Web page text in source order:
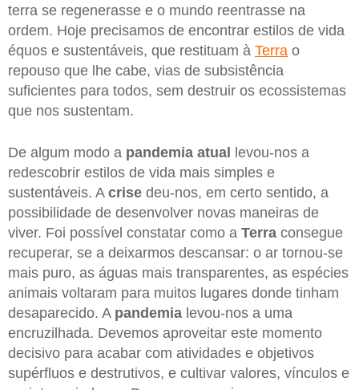
terra se regenerasse e o mundo reentrasse na
ordem. Hoje precisamos de encontrar estilos de vida
équos e sustentáveis, que restituam à Terra o
repouso que lhe cabe, vias de subsistência
suficientes para todos, sem destruir os ecossistemas
que nos sustentam.
De algum modo a pandemia atual
levou-nos a
redescobrir estilos de vida mais simples e
sustentáveis. A crise deu-nos, em certo sentido, a
possibilidade de desenvolver novas maneiras de
viver. Foi possível constatar como a Terra consegue
recuperar, se a deixarmos descansar: o ar tornou-se
mais puro, as águas mais transparentes, as espécies
animais voltaram para muitos lugares donde tinham
desaparecido. A pandemia levou-nos a uma
encruzilhada. Devemos aproveitar este momento
decisivo para acabar com atividades e objetivos
supérfluos e destrutivos, e cultivar valores, vínculos e